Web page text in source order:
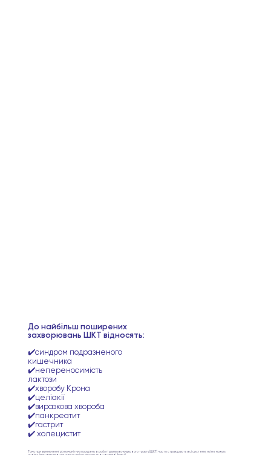
До найбільш поширених
захворювань ШКТ відносять:
✔️синдром подразненого
кишечника
✔️непереносимість
лактози
✔️хворобу Крона
✔️целіакії
✔️виразкова хвороба
✔️панкреатит
✔️гастрит
✔️ холецистит
Тому, при виникненні різноманітних порушень в роботі шлунково-кишкового тракту (ШКТ) часто страждають всі системи, які не можуть